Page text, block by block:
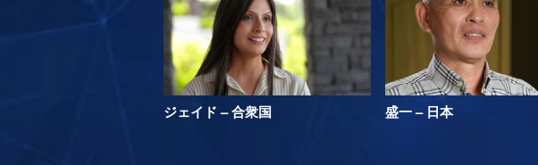
ジェイド – 合衆国 盛一 – 日本